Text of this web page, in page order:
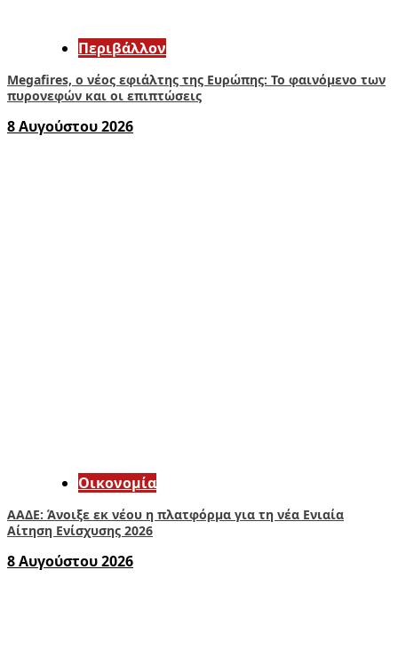
Περιβάλλον
Megafires, ο νέος εφιάλτης της Ευρώπης: Το φαινόμενο των
πυρονεφών και οι επιπτώσεις
8 Αυγούστου 2026
Οικονομία
ΑΑΔΕ: Άνοιξε εκ νέου η πλατφόρμα για τη νέα Ενιαία
Αίτηση Ενίσχυσης 2026
8 Αυγούστου 2026